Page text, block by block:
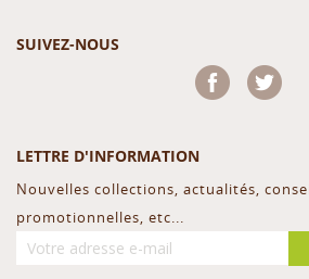
SUIVEZ-NOUS
Facebook
LETTRE D'INFORMATION
Nouvelles collections, actualités,
promotionnelles, etc...